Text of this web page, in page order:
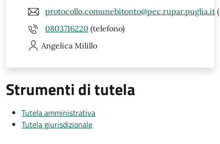
protocollo.comunebitonto@pec.rupar.puglia.it
0803716220 (telefono)
Angelica Milillo
Strumenti di tutela
Tutela amministrativa
Tutela giurisdizionale